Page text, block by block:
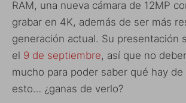
RAM, una nueva cámara de 12MP
grabar en 4K, además de ser más
generación actual. Su presentación
el 9 de septiembre, así que no
mucho para poder saber qué hay
esto… ¿ganas de verlo?